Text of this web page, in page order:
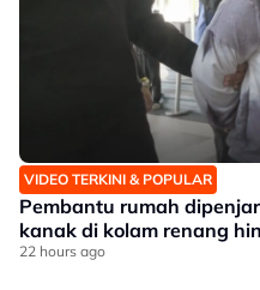
VIDEO TERKINI & POPULAR
Pembantu rumah
kanak di kolam renang
22 hours ago